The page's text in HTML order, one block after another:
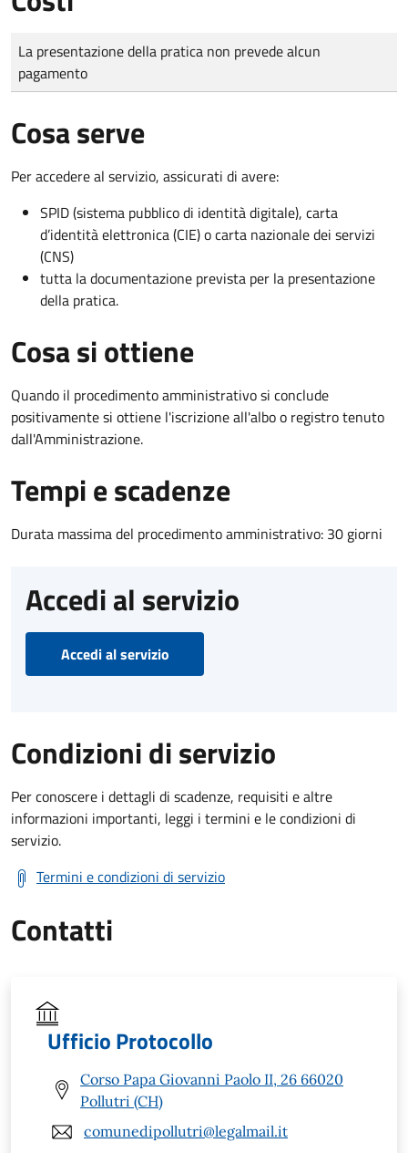
Tipo di pagamento
Importo
La presentazione della pratica non prevede alcun
pagamento
Cosa serve
Per accedere al servizio, assicurati di avere:
SPID (sistema pubblico di identità digitale), carta
d’identità elettronica (CIE) o carta nazionale dei servizi
(CNS)
tutta la documentazione prevista per la presentazione
della pratica.
Cosa si ottiene
Quando il procedimento amministrativo si conclude
positivamente si ottiene l'iscrizione all'albo o registro tenuto
dall'Amministrazione.
Tempi e scadenze
Durata massima del procedimento amministrativo: 30 giorni
Accedi al servizio
Accedi al servizio
Condizioni di servizio
Per conoscere i dettagli di scadenze, requisiti e altre
informazioni importanti, leggi i termini e le condizioni di
servizio.
Termini e condizioni di servizio
Contatti
Ufficio Protocollo
Corso Papa Giovanni Paolo II, 26 66020
Pollutri (CH)
comunedipollutri@legalmail.it